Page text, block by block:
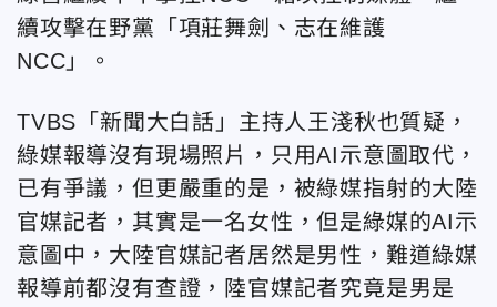
續攻擊在野黨「項莊舞劍、志在維護
NCC」。
TVBS「新聞大白話」主持人王淺秋也質疑，
綠媒報導沒有現場照片，只用AI示意圖取代，
已有爭議，但更嚴重的是，被綠媒指射的大陸
官媒記者，其實是一名女性，但是綠媒的AI示
意圖中，大陸官媒記者居然是男性，難道綠媒
報導前都沒有查證，陸官媒記者究竟是男是